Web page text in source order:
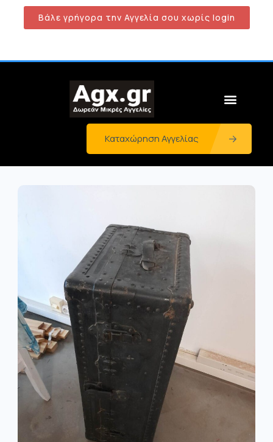
Βάλε γρήγορα την Αγγελία σου χωρίς login
Καταχώρηση Αγγελίας